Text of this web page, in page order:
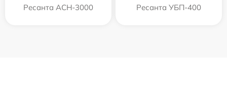
Ресанта АСН-3000 Ресанта УБП-400